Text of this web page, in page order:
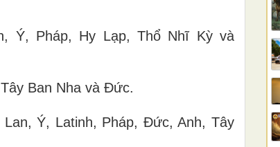
Ý, Pháp, Hy Lạp, Thổ Nhĩ Kỳ và
Ban Nha và Đức.
Ý, Latinh, Pháp, Đức, Anh, Tây